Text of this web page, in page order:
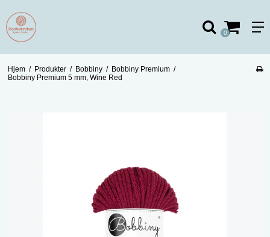
0
Hjem / Produkter / Bobbiny / Bobbiny Premium /
Bobbiny Premium 5 mm, Wine Red